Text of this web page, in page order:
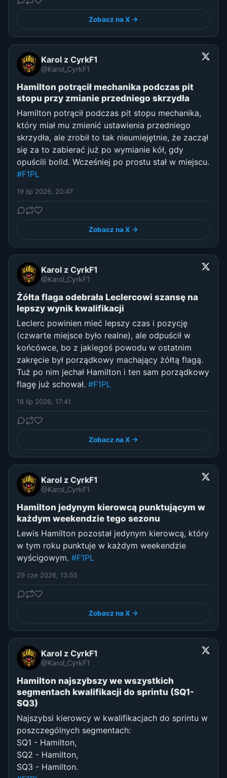
Zobacz na X →
Karol z CyrkF1
@Karol_CyrkF1
Hamilton potrącił mechanika podczas pit
stopu przy zmianie przedniego skrzydła
Hamilton potrącił podczas pit stopu mechanika,
który miał mu zmienić ustawienia przedniego
skrzydła, ale zrobił to tak nieumiejętnie, że zaczął
się za to zabierać już po wymianie kół, gdy
opuścili bolid. Wcześniej po prostu stał w miejscu.
#F1PL
19 lip 2026, 20:47
Zobacz na X →
Karol z CyrkF1
@Karol_CyrkF1
Żółta flaga odebrała Leclercowi szansę na
lepszy wynik kwalifikacji
Leclerc powinien mieć lepszy czas i pozycję
(czwarte miejsce było realne), ale odpuścił w
końcówce, bo z jakiegoś powodu w ostatnim
zakręcie był porządkowy machający żółtą flagą.
Tuż po nim jechał Hamilton i ten sam porządkowy
flagę już schował. #F1PL
18 lip 2026, 17:41
Zobacz na X →
Karol z CyrkF1
@Karol_CyrkF1
Hamilton jedynym kierowcą punktującym w
każdym weekendzie tego sezonu
Lewis Hamilton pozostał jedynym kierowcą, który
w tym roku punktuje w każdym weekendzie
wyścigowym. #F1PL
29 cze 2026, 13:55
Zobacz na X →
Karol z CyrkF1
@Karol_CyrkF1
Hamilton najszybszy we wszystkich
segmentach kwalifikacji do sprintu (SQ1-
SQ3)
Najszybsi kierowcy w kwalifikacjach do sprintu w
poszczególnych segmentach:
SQ1 - Hamilton,
SQ2 - Hamilton,
SQ3 - Hamilton.